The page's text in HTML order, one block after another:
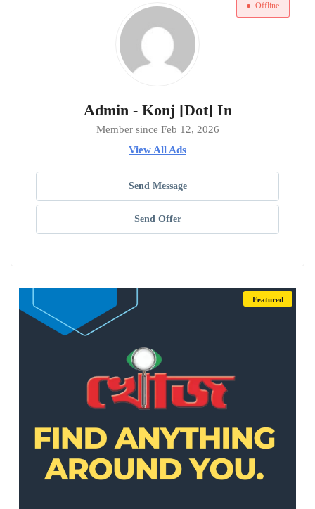
Offline
Admin - Konj [Dot] In
Member since Feb 12, 2026
View All Ads
Send Message
Send Offer
Featured